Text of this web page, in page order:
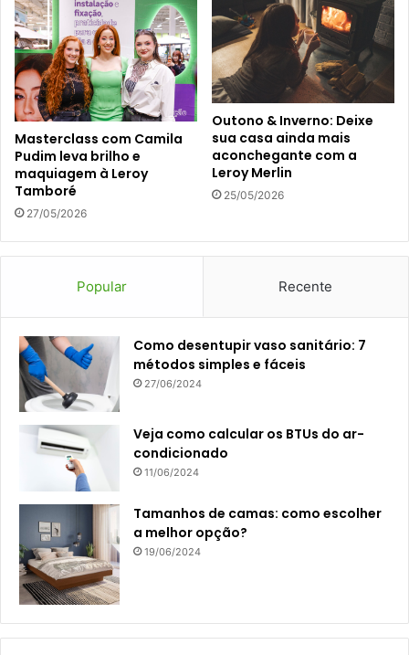
Masterclass com Camila
Pudim leva brilho e
maquiagem à Leroy
Tamboré
27/05/2026
Outono & Inverno: Deixe
sua casa ainda mais
aconchegante com a
Leroy Merlin
25/05/2026
Popular Recente
Como desentupir vaso sanitário: 7
métodos simples e fáceis
27/06/2024
Veja como calcular os BTUs do ar-
condicionado
11/06/2024
Tamanhos de camas: como escolher
a melhor opção?
19/06/2024